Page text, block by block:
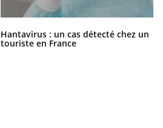
Hantavirus : un cas détecté chez un
touriste en France